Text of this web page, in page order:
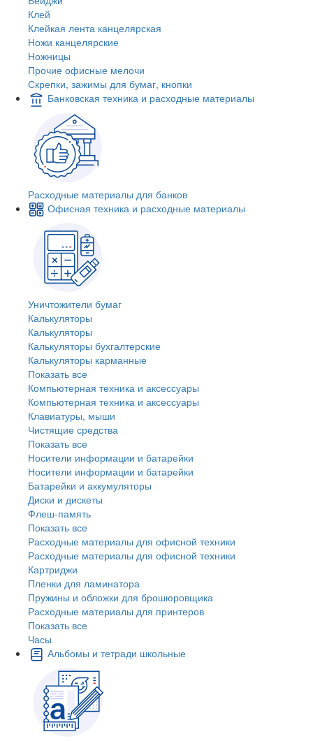
Клей
Клейкая лента канцелярская
Ножи канцелярские
Ножницы
Прочие офисные мелочи
Скрепки, зажимы для бумаг, кнопки
Банковская техника и расходные материалы
Расходные материалы для банков
Офисная техника и расходные материалы
Уничтожители бумаг
Калькуляторы
Калькуляторы
Калькуляторы бухгалтерские
Калькуляторы карманные
Показать все
Компьютерная техника и аксессуары
Компьютерная техника и аксессуары
Клавиатуры, мыши
Чистящие средства
Показать все
Носители информации и батарейки
Носители информации и батарейки
Батарейки и аккумуляторы
Диски и дискеты
Флеш-память
Показать все
Расходные материалы для офисной техники
Расходные материалы для офисной техники
Картриджи
Пленки для ламинатора
Пружины и обложки для брошюровщика
Расходные материалы для принтеров
Показать все
Часы
Альбомы и тетради школьные